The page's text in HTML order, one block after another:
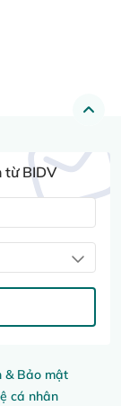
& Bảo mật
cá nhân
BIDV